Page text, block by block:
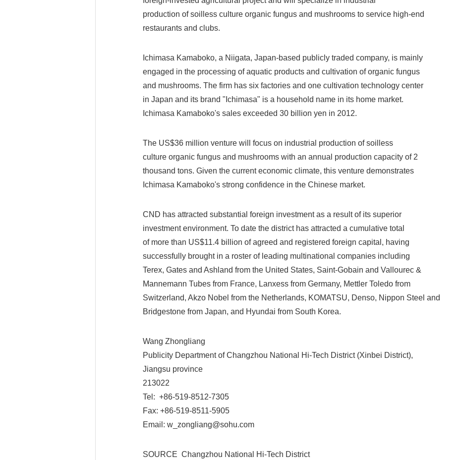
production of soilless culture organic fungus and mushrooms to service high-end
restaurants and clubs.
Ichimasa Kamaboko, a Niigata, Japan-based publicly traded company, is mainly
engaged in the processing of aquatic products and cultivation of organic fungus
and mushrooms. The firm has six factories and one cultivation technology center
in Japan and its brand "Ichimasa" is a household name in its home market.
Ichimasa Kamaboko's sales exceeded 30 billion yen in 2012.
The US$36 million venture will focus on industrial production of soilless
culture organic fungus and mushrooms with an annual production capacity of 2
thousand tons. Given the current economic climate, this venture demonstrates
Ichimasa Kamaboko's strong confidence in the Chinese market.
CND has attracted substantial foreign investment as a result of its superior
investment environment. To date the district has attracted a cumulative total
of more than US$11.4 billion of agreed and registered foreign capital, having
successfully brought in a roster of leading multinational companies including
Terex, Gates and Ashland from the United States, Saint-Gobain and Vallourec &
Mannemann Tubes from France, Lanxess from Germany, Mettler Toledo from
Switzerland, Akzo Nobel from the Netherlands, KOMATSU, Denso, Nippon Steel and
Bridgestone from Japan, and Hyundai from South Korea.
Wang Zhongliang
Publicity Department of Changzhou National Hi-Tech District (Xinbei District),
Jiangsu province
213022
Tel: +86-519-8512-7305
Fax: +86-519-8511-5905
Email: w_zongliang@sohu.com
SOURCE Changzhou National Hi-Tech District
Japanese